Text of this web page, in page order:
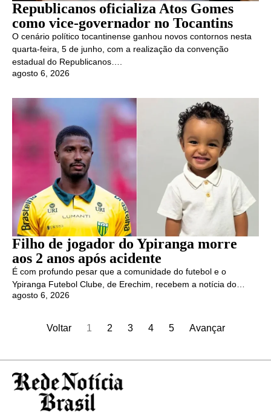
Republicanos oficializa Atos Gomes
como vice-governador no Tocantins
O cenário político tocantinense ganhou novos contornos nesta
quarta-feira, 5 de junho, com a realização da convenção
estadual do Republicanos….
agosto 6, 2026
Filho de jogador do Ypiranga morre
aos 2 anos após acidente
É com profundo pesar que a comunidade do futebol e o
Ypiranga Futebol Clube, de Erechim, recebem a notícia do…
agosto 6, 2026
Voltar 1 2 3 4 5 Avançar